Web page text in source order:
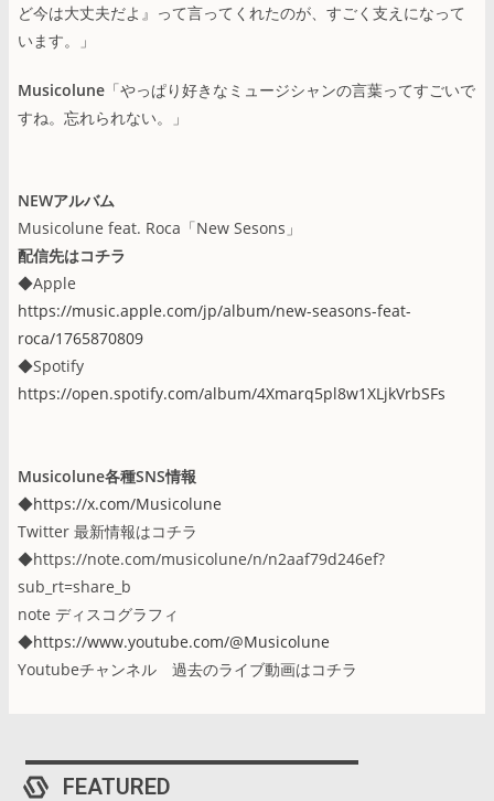
ど今は大丈夫だよ』って言ってくれたのが、すごく支えになって
います。」
Musicolune 「やっぱり好きなミュージシャンの言葉ってすごいで
すね。忘れられない。」
NEWアルバム
Musicolune feat. Roca「New Sesons」
配信先はコチラ
◆Apple
https://music.apple.com/jp/album/new-seasons-feat-
roca/1765870809
◆Spotify
https://open.spotify.com/album/4Xmarq5pl8w1XLjkVrbSFs
Musicolune各種SNS情報
◆https://x.com/Musicolune
Twitter 最新情報はコチラ
◆https://note.com/musicolune/n/n2aaf79d246ef?
sub_rt=share_b
note ディスコグラフィ
◆https://www.youtube.com/@Musicolune
Youtubeチャンネル 過去のライブ動画はコチラ
FEATURED